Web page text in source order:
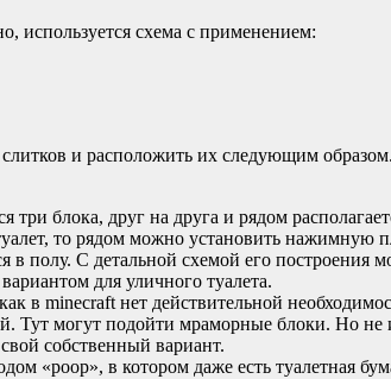
используется схема с применением:
и расположить их следующим образом.
три блока, друг на друга и рядом
то рядом можно установить нажимную
в полу. С детальной схемой его построения
для уличного туалета.
в minecraft нет действительной
Тут могут подойти мраморные блоки. Но не
собственный вариант.
«poop», в котором даже есть туалетная